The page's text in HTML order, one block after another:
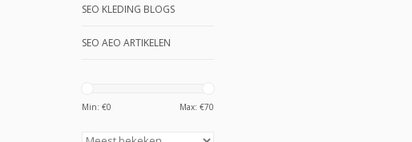
SEO KLEDING BLOGS
SEO AEO ARTIKELEN
Min: €0 Max: €70